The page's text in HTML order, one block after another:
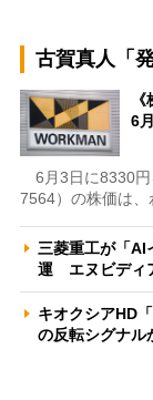
古賀真人「
6
6月3日に8330円
7564）の株価は
三菱重工が「AI
運 エヌビディ
キオクシアHD
の反転シグナ